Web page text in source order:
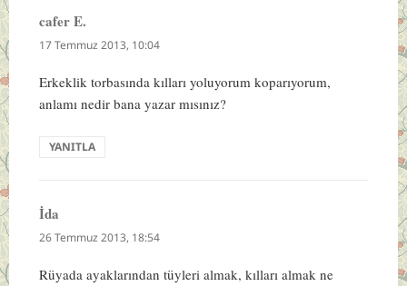
cafer E.
ki:
17 Temmuz 2013, 10:04
Erkeklik torbasında kılları yoluyorum koparıyorum,
anlamı nedir bana yazar mısınız?
YANITLA
İda
ki:
26 Temmuz 2013, 18:54
Rüyada ayaklarından tüyleri almak, kılları almak ne